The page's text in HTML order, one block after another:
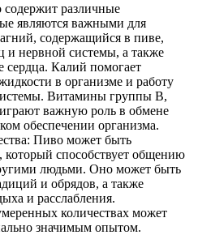
различные
являются важными для
содержащийся в пиве,
и нервной системы, а также
сердца. Калий помогает
в организме и работу
Витамины группы B,
важную роль в обмене
обеспечении организма.
Пиво может быть
способствует общению
людьми. Оно может быть
и обрядов, а также
и расслабления.
количествах может
значимым опытом.